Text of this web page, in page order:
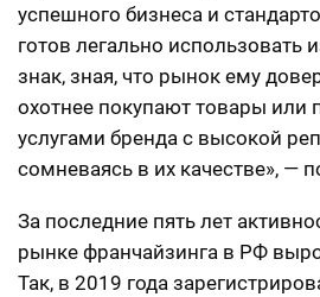
успешного бизнеса и
готов легально использовать
знак, зная, что рынок ему
охотнее покупают товары или
услугами бренда с высокой
сомневаясь в их качестве», —
За последние пять лет
рынке франчайзинга в РФ
Так, в 2019 года